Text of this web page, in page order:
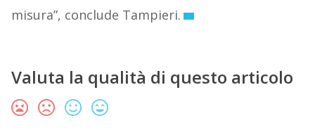
misura”, conclude Tampieri.
Valuta la qualità di questo articolo